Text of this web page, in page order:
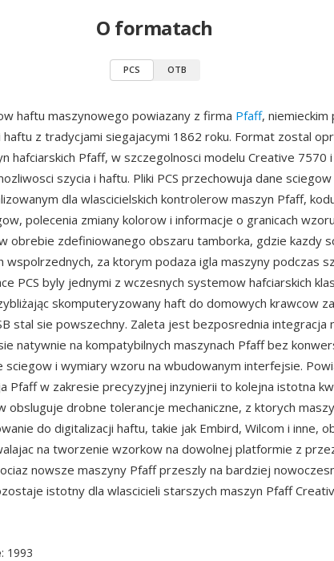
O formatach
PCS OTB
haftu maszynowego powiazany z firma Pfaff,
haftu z tradycjami siegajacymi 1862 roku. Format zostal
hafciarskich Pfaff, w szczegolnosci modelu Creative 7570
szycia i haftu. Pliki PCS przechowuja dane
dla wlascicielskich kontrolerow maszyn Pfaff,
polecenia zmiany kolorow i informacje o granicach
obrebie zdefiniowanego obszaru tamborka, gdzie kazdy
wspolrzednych, za ktorym podaza igla maszyny podczas
PCS byly jednymi z wczesnych systemow hafciarskich
skomputeryzowany haft do domowych krawcow
stal sie powszechny. Zaleta jest bezposrednia integracja
natywnie na kompatybilnych maszynach Pfaff bez
sciegow i wymiary wzoru na wbudowanym interfejsie.
Pfaff w zakresie precyzyjnej inzynierii to kolejna istotna
obsluguje drobne tolerancje mechaniczne, z ktorych
do digitalizacji haftu, takie jak Embird, Wilcom i inne,
na tworzenie wzorkow na dowolnej platformie z
nowsze maszyny Pfaff przeszly na bardziej
istotny dla wlascicieli starszych maszyn Pfaff
: 1993